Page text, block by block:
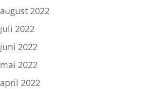
august 2022
juli 2022
juni 2022
mai 2022
april 2022